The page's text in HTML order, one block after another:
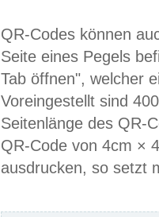
QR-Codes können
Seite eines Pegels
Tab öffnen", welcher
Voreingestellt sind
Seitenlänge des QR-
QR-Code von 4cm ×
ausdrucken, so setzt